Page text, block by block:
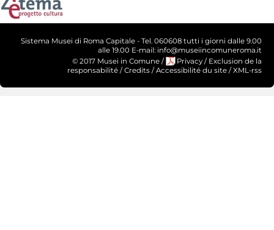
Sistema Musei di Roma Capitale - Tel. 060608 tutti i giorni dalle 9.00
alle 19.00 E-mail: info@museiincomuneroma.it
© 2017 Musei in Comune / Privacy / Exclusion de la
responsabilité /Credits /Accessibilité du site /XML-rss